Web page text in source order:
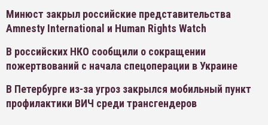
Минюст закрыл российские представительства
Amnesty International и Human Rights Watch
В российских НКО сообщили о сокращении
пожертвований с начала спецоперации в Украине
В Петербурге из-за угроз закрылся мобильный пункт
профилактики ВИЧ среди трансгендеров